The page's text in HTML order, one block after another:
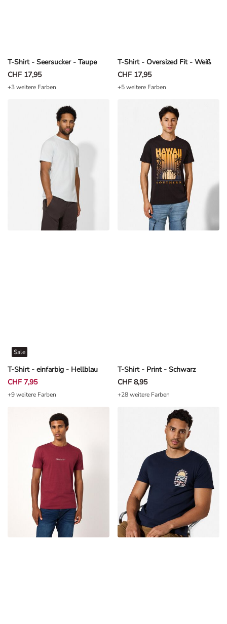
T-Shirt - Seersucker - Taupe
CHF 17,95
+3 weitere Farben
T-Shirt - Oversized Fit - Weiß
CHF 17,95
+5 weitere Farben
T-Shirt - einfarbig - Hellblau
Sale
CHF 7,95
+9 weitere Farben
T-Shirt - Print - Schwarz
CHF 8,95
+28 weitere Farben